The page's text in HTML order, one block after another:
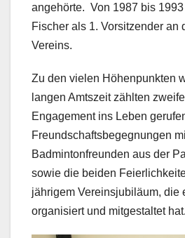
angehörte. Von 1987 bis
Fischer als 1. Vorsitzender an
Vereins.
Zu den vielen Höhenpunkten
langen Amtszeit zählten
Engagement ins Leben
Freundschaftsbegegnungen
Badmintonfreunden aus der
sowie die beiden
jährigem Vereinsjubiläum, die
organisiert und mitgestaltet hat.